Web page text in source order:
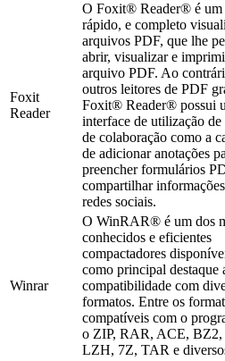
Foxit
Reader
O Foxit® Reader® é um
rápido, e completo
arquivos PDF, que lhe
abrir, visualizar e
arquivo PDF. Ao
outros leitores de PDF
Foxit® Reader® possui
interface de utilização de
de colaboração como a
de adicionar anotações
preencher formulários
compartilhar
redes sociais.
Winrar
O WinRAR® é um dos
conhecidos e eficientes
compactadores
como principal destaque
compatibilidade com
formatos. Entre os
compatíveis com o
o ZIP, RAR, ACE, BZ2,
LZH, 7Z, TAR e